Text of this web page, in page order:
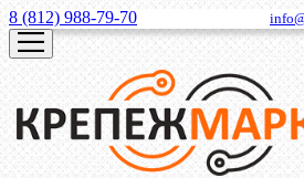
8 (812) 988-79-70